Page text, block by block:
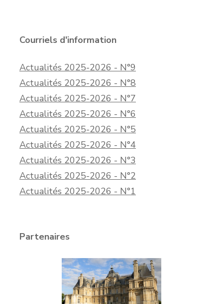
Courriels d'information
Actualités 2025-2026 - N°9
Actualités 2025-2026 - N°8
Actualités 2025-2026 - N°7
Actualités 2025-2026 - N°6
Actualités 2025-2026 - N°5
Actualités 2025-2026 - N°4
Actualités 2025-2026 - N°3
Actualités 2025-2026 - N°2
Actualités 2025-2026 - N°1
Partenaires